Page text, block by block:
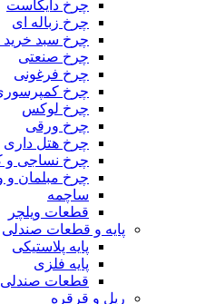
چرخ دایکاست
چرخ زباله ای
چرخ سبد
چرخ صنعتی
چرخ فرغونی
چرخ
چرخ لوکس
چرخ ورقی
چرخ هتل داری
چرخ نساجی و
چرخ مبلمان و
ساچمه
قطعات ویلچر
پایه و قطعات صندلی
پایه پلاستیکی
پایه فلزی
قطعات صندلی
ریل و قرقره